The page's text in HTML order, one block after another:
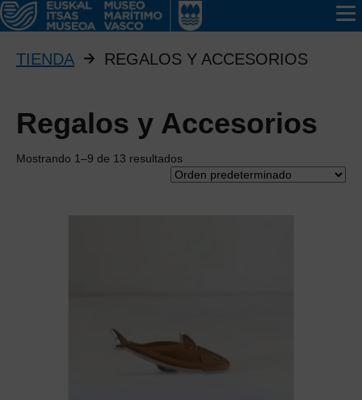
TIENDA REGALOS Y ACCESORIOS
Regalos y Accesorios
Mostrando 1–9 de 13 resultados